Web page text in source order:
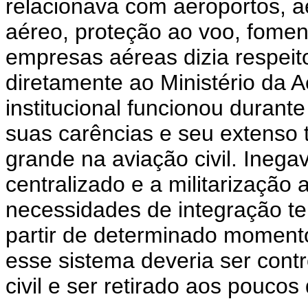
relacionava com aeroportos,
aéreo, proteção ao voo,
empresas aéreas dizia
diretamente ao Ministério da
institucional funcionou
suas carências e seu
grande na aviação civil.
centralizado e a militarização
necessidades de integração
partir de determinado
esse sistema deveria ser
civil e ser retirado aos poucos